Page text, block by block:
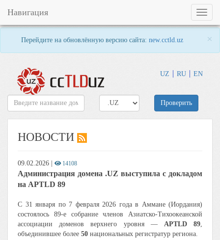
Перейдите на обновлённую версию сайта: new.cctld.uz ×
UZ RU EN
Toggle
Навигация
Проверить
НОВОСТИ
09.02.2026 14108
Администрация домена .UZ выступила с докладом
на APTLD 89
С 31 января по 7 февраля 2026 года в Аммане (Иордания)
состоялось 89-е собрание членов Азиатско-Тихоокеанской
ассоциации доменов верхнего уровня — APTLD 89,
объединившее более 50 национальных регистратур региона.